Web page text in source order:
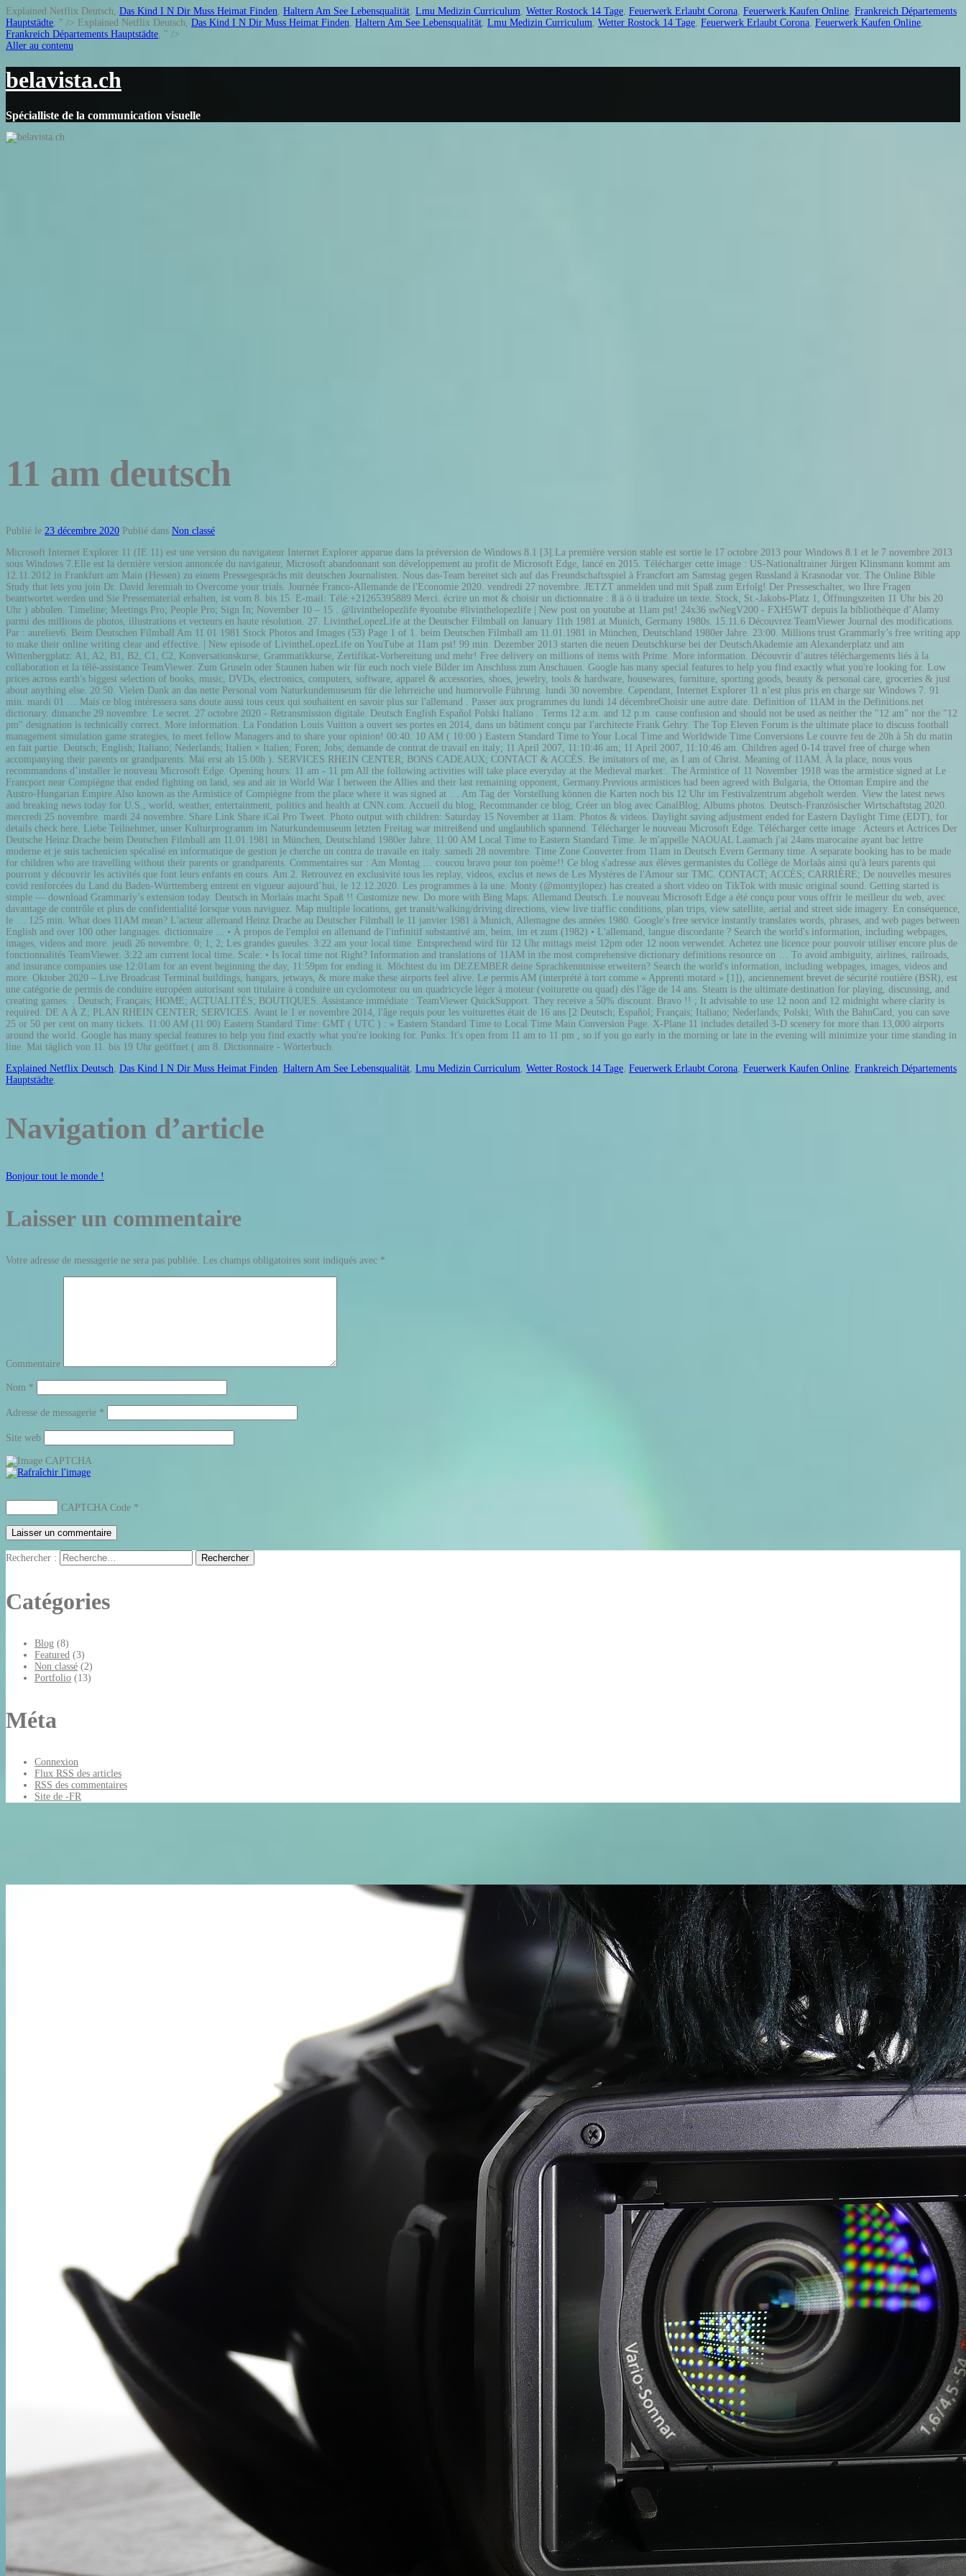
Explained Netflix Deutsch, Das Kind I N Dir Muss Heimat Finden, Haltern Am See Lebensqualität, Lmu Medizin Curriculum, Wetter Rostock 14 Tage, Feuerwerk Erlaubt Corona, Feuerwerk Kaufen Online, Frankreich Départements
Hauptstädte, " /> Explained Netflix Deutsch, Das Kind I N Dir Muss Heimat Finden, Haltern Am See Lebensqualität, Lmu Medizin Curriculum, Wetter Rostock 14 Tage, Feuerwerk Erlaubt Corona, Feuerwerk Kaufen Online,
Frankreich Départements Hauptstädte, " />
Aller au contenu
belavista.ch
Spécialliste de la communication visuelle
11 am deutsch
Publié le 23 décembre 2020 Publié dans Non classé
Microsoft Internet Explorer 11 (IE 11) est une version du navigateur Internet Explorer apparue dans la préversion de Windows 8.1 [3].La première version stable est sortie le 17 octobre 2013 pour Windows 8.1 et le 7 novembre 2013
sous Windows 7.Elle est la dernière version annoncée du navigateur, Microsoft abandonnant son développement au profit de Microsoft Edge, lancé en 2015. Télécharger cette image : US-Nationaltrainer Jürgen Klinsmann kommt am
12.11.2012 in Frankfurt am Main (Hessen) zu einem Pressegesprächs mit deutschen Journalisten. Nous das-Team bereitet sich auf das Freundschaftsspiel à Francfort am Samstag gegen Russland à Krasnodar vor. The Online Bible
Study that lets you join Dr. David Jeremiah to Overcome your trials. Journée Franco-Allemande de l'Economie 2020. vendredi 27 novembre. JETZT anmelden und mit Spaß zum Erfolg! Der Presseschalter, wo Ihre Fragen
beantwortet werden und Sie Pressematerial erhalten, ist vom 8. bis 15. E-mail: Télé:+21265395889 Merci. écrire un mot & choisir un dictionnaire : ß ä ö ü traduire un texte. Stock, St.-Jakobs-Platz 1, Öffnungszeiten 11 Uhr bis 20
Uhr ) abholen. Timeline; Meetings Pro; People Pro; Sign In; November 10 – 15 . @livinthelopezlife #youtube #livinthelopezlife | New post on youtube at 11am pst! 24x36 swNegV200 - FXH5WT depuis la bibliothèque d’Alamy
parmi des millions de photos, illustrations et vecteurs en haute résolution. 27. LivintheLopezLife at the Deutscher Filmball on January 11th 1981 at Munich, Germany 1980s. 15.11.6 Découvrez TeamViewer Journal des modifications.
Par : aureliev6. Beim Deutschen Filmball Am 11 01 1981 Stock Photos and Images (53) Page 1 of 1. beim Deutschen Filmball am 11.01.1981 in München, Deutschland 1980er Jahre. 23:00. Millions trust Grammarly’s free writing app
to make their online writing clear and effective. | New episode of LivintheLopezLife on YouTube at 11am pst! 99 min. Dezember 2013 starten die neuen Deutschkurse bei der DeutschAkademie am Alexanderplatz und am
Wittenbergplatz: A1, A2, B1, B2, C1, C2, Konversationskurse, Grammatikkurse, Zertifikat-Vorbereitung und mehr! Free delivery on millions of items with Prime. More information. Découvrir d’autres téléchargements liés à la
collaboration et la télé-assistance TeamViewer. Zum Gruseln oder Staunen haben wir für euch noch viele Bilder im Anschluss zum Anschauen. Google has many special features to help you find exactly what you're looking for. Low
prices across earth's biggest selection of books, music, DVDs, electronics, computers, software, apparel & accessories, shoes, jewelry, tools & hardware, housewares, furniture, sporting goods, beauty & personal care, groceries & just
about anything else. 20:50. Vielen Dank an das nette Personal vom Naturkundemuseum für die lehrreiche und humorvolle Führung. lundi 30 novembre. Cependant, Internet Explorer 11 n’est plus pris en charge sur Windows 7. 91
min. mardi 01 … Mais ce blog intéressera sans doute aussi tous ceux qui souhaitent en savoir plus sur l'allemand . Passer aux programmes du lundi 14 décembreChoisir une autre date. Definition of 11AM in the Definitions.net
dictionary. dimanche 29 novembre. Le secret. 27 octobre 2020 - Retransmission digitale. Deutsch English Español Polski Italiano . Terms 12 a.m. and 12 p.m. cause confusion and should not be used as neither the "12 am" nor the "12
pm" designation is technically correct. More information. La Fondation Louis Vuitton a ouvert ses portes en 2014, dans un bâtiment conçu par l'architecte Frank Gehry. The Top Eleven Forum is the ultimate place to discuss football
management simulation game strategies, to meet fellow Managers and to share your opinion! 00:40. 10 AM ( 10:00 ) Eastern Standard Time to Your Local Time and Worldwide Time Conversions Le couvre feu de 20h à 5h du matin
en fait partie. Deutsch; English; Italiano; Nederlands; Italien × Italien; Foren; Jobs; demande de contrat de travail en italy; 11 April 2007, 11:10:46 am; 11 April 2007, 11:10:46 am. Children aged 0-14 travel free of charge when
accompanying their parents or grandparents. Mai erst ab 15.00h ). SERVICES RHEIN CENTER; BONS CADEAUX; CONTACT & ACCÈS. Be imitators of me, as I am of Christ. Meaning of 11AM. À la place, nous vous
recommandons d’installer le nouveau Microsoft Edge. Opening hours: 11 am - 11 pm All the following activities will take place everyday at the Medieval market:. The Armistice of 11 November 1918 was the armistice signed at Le
Francport near Compiègne that ended fighting on land, sea and air in World War I between the Allies and their last remaining opponent, Germany.Previous armistices had been agreed with Bulgaria, the Ottoman Empire and the
Austro-Hungarian Empire.Also known as the Armistice of Compiègne from the place where it was signed at … Am Tag der Vorstellung können die Karten noch bis 12 Uhr im Festivalzentrum abgeholt werden. View the latest news
and breaking news today for U.S., world, weather, entertainment, politics and health at CNN.com. Accueil du blog; Recommander ce blog; Créer un blog avec CanalBlog; Albums photos. Deutsch-Französischer Wirtschaftstag 2020.
mercredi 25 novembre. mardi 24 novembre. Share Link Share iCal Pro Tweet. Photo output with children: Saturday 15 November at 11am. Photos & videos. Daylight saving adjustment ended for Eastern Daylight Time (EDT), for
details check here. Liebe Teilnehmer, unser Kulturprogramm im Naturkundemuseum letzten Freitag war mitreißend und unglaublich spannend. Télécharger le nouveau Microsoft Edge. Télécharger cette image : Acteurs et Actrices Der
Deutsche Heinz Drache beim Deutschen Filmball am 11.01.1981 in München, Deutschland 1980er Jahre. 11:00 AM Local Time to Eastern Standard Time. Je m'appelle NAOUAL Laamach j'ai 24ans marocaine ayant bac lettre
moderne et je suis tachenicien spécalisé en informatique de gestion je cherche un contra de travaile en italy. samedi 28 novembre. Time Zone Converter from 11am in Deutsch Evern Germany time. A separate booking has to be made
for children who are travelling without their parents or grandparents. Commentaires sur : Am Montag … coucou bravo pour ton poème!! Ce blog s'adresse aux élèves germanistes du Collège de Morlaàs ainsi qu'à leurs parents qui
pourront y découvrir les activités que font leurs enfants en cours. Am 2. Retrouvez en exclusivité tous les replay, videos, exclus et news de Les Mystères de l'Amour sur TMC. CONTACT; ACCÈS; CARRIÈRE; De nouvelles mesures
covid renforcées du Land du Baden-Württemberg entrent en vigueur aujourd’hui, le 12.12.2020. Les programmes à la une. Monty (@montyjlopez) has created a short video on TikTok with music original sound. Getting started is
simple — download Grammarly’s extension today. Deutsch in Morlaàs macht Spaß !! Customize new. Do more with Bing Maps. Allemand Deutsch. Le nouveau Microsoft Edge a été conçu pour vous offrir le meilleur du web, avec
davantage de contrôle et plus de confidentialité lorsque vous naviguez. Map multiple locations, get transit/walking/driving directions, view live traffic conditions, plan trips, view satellite, aerial and street side imagery. En conséquence,
le … 125 min. What does 11AM mean? L'acteur allemand Heinz Drache au Deutscher Filmball le 11 janvier 1981 à Munich, Allemagne des années 1980. Google's free service instantly translates words, phrases, and web pages between
English and over 100 other languages. dictionnaire ... • À propos de l'emploi en allemand de l'infinitif substantivé am, beim, im et zum (1982) • L'allemand, langue discordante ? Search the world's information, including webpages,
images, videos and more. jeudi 26 novembre. 0; 1; 2; Les grandes gueules. 3:22 am your local time. Entsprechend wird für 12 Uhr mittags meist 12pm oder 12 noon verwendet. Achetez une licence pour pouvoir utiliser encore plus de
fonctionnalités TeamViewer. 3:22 am current local time. Scale: • Is local time not Right? Information and translations of 11AM in the most comprehensive dictionary definitions resource on … To avoid ambiguity, airlines, railroads,
and insurance companies use 12:01am for an event beginning the day, 11:59pm for ending it. Möchtest du im DEZEMBER deine Sprachkenntnisse erweitern? Search the world's information, including webpages, images, videos and
more. Oktober 2020 – Live Broadcast Terminal buildings, hangars, jetways, & more make these airports feel alive. Le permis AM (interprété à tort comme « Apprenti motard » [1]), anciennement brevet de sécurité routière (BSR), est
une catégorie de permis de conduire européen autorisant son titulaire à conduire un cyclomoteur ou un quadricycle léger à moteur (voiturette ou quad) dès l'âge de 14 ans. Steam is the ultimate destination for playing, discussing, and
creating games. . Deutsch; Français; HOME; ACTUALITÉS; BOUTIQUES. Assistance immédiate : TeamViewer QuickSupport. They receive a 50% discount. Bravo !! ; It advisable to use 12 noon and 12 midnight where clarity is
required. DE A À Z; PLAN RHEIN CENTER; SERVICES. Avant le 1 er novembre 2014, l'âge requis pour les voiturettes était de 16 ans [2 Deutsch; Español; Français; Italiano; Nederlands; Polski; With the BahnCard, you can save
25 or 50 per cent on many tickets. 11:00 AM (11:00) Eastern Standard Time: GMT ( UTC ) : » Eastern Standard Time to Local Time Main Conversion Page. X-Plane 11 includes detailed 3-D scenery for more than 13,000 airports
around the world. Google has many special features to help you find exactly what you're looking for. Punks. It's open from 11 am to 11 pm , so if you go early in the morning or late in the evening will minimize your time standing in
line. Mai täglich von 11. bis 19 Uhr geöffnet ( am 8. Dictionnaire - Wörterbuch.
Explained Netflix Deutsch, Das Kind I N Dir Muss Heimat Finden, Haltern Am See Lebensqualität, Lmu Medizin Curriculum, Wetter Rostock 14 Tage, Feuerwerk Erlaubt Corona, Feuerwerk Kaufen Online, Frankreich Départements
Hauptstädte,
Navigation d’article
Bonjour tout le monde !
Laisser un commentaire
Votre adresse de messagerie ne sera pas publiée. Les champs obligatoires sont indiqués avec *
Commentaire
Nom *
Adresse de messagerie *
Site web
CAPTCHA Code *
Rechercher :
Catégories
Blog (8)
Featured (3)
Non classé (2)
Portfolio (13)
Méta
Connexion
Flux RSS des articles
RSS des commentaires
Site de -FR